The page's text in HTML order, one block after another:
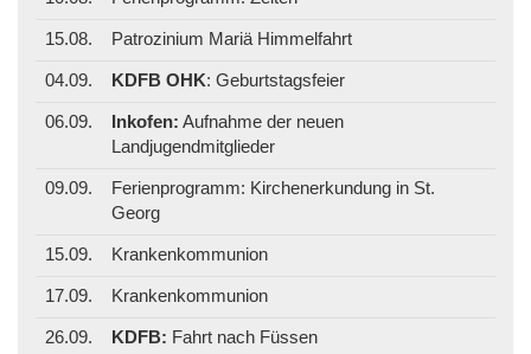
15.08. Patrozinium Mariä Himmelfahrt
04.09. KDFB OHK: Geburtstagsfeier
06.09. Inkofen: Aufnahme der neuen
Landjugendmitglieder
09.09.
Ferienprogramm: Kirchenerkundung in St.
Georg
15.09. Krankenkommunion
17.09. Krankenkommunion
26.09. KDFB: Fahrt nach Füssen